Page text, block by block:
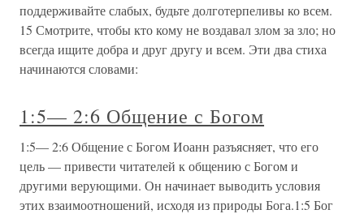
поддерживайте слабых, будьте долготерпеливы ко всем.
15 Смотрите, чтобы кто кому не воздавал злом за зло; но
всегда ищите добра и друг другу и всем. Эти два стиха
начинаются словами:
1:5— 2:6 Общение с Богом
1:5— 2:6 Общение с Богом Иоанн разъясняет, что его
цель — привести читателей к общению с Богом и
другими верующими. Он начинает выводить условия
этих взаимоотношений, исходя из природы Бога.1:5 Бог